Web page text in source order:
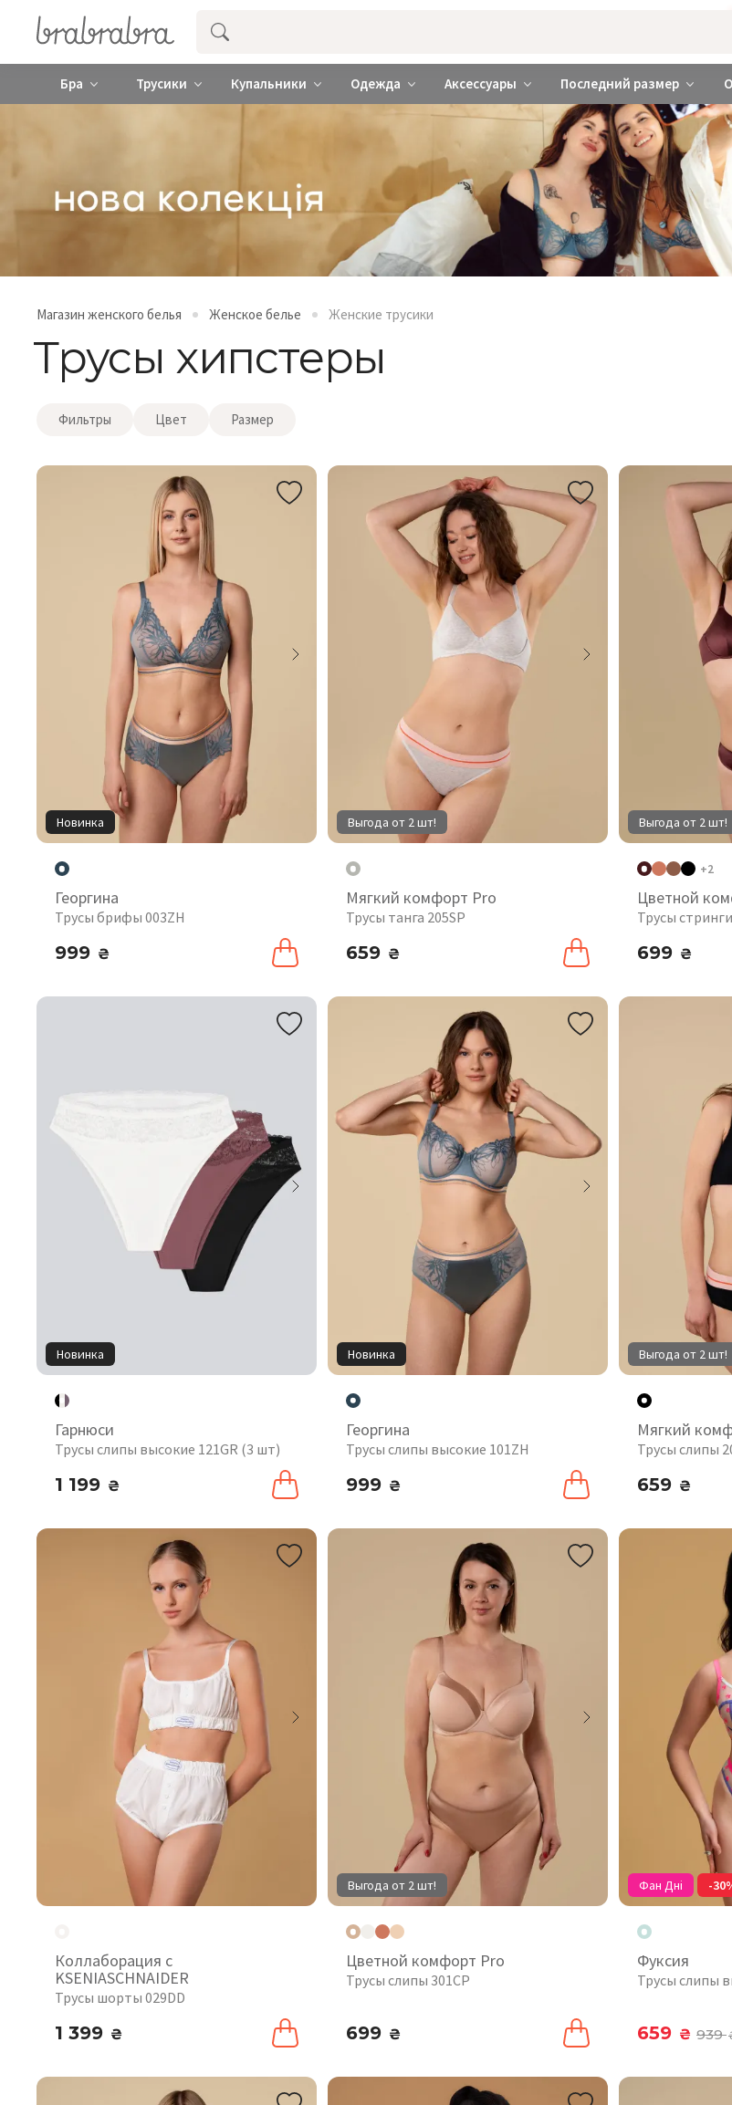
Купить нижнее женское белье ❤️ brabrabra ❤️ Киев и Украина
Бра Трусики Купальники Одежда Аксессуары Последний размер
Магазин женского белья Женское белье Женские трусики
Трусы хипстеры
Фильтры Цвет Размер
Новинка
Георгина
Трусы брифы 003ZH
999 ₴
Выгода от 2 шт!
Мягкий комфорт Pro
Трусы танга 205SP
659 ₴
Выгода от 2 шт!
+2
Цветной
Трусы
699 ₴
Новинка
Гарнюси
Трусы слипы высокие 121GR (3 шт)
1 199 ₴
Новинка
Георгина
Трусы слипы высокие 101ZH
999 ₴
Выгода от 2 шт!
Мягкий
Трусы слипы
659 ₴
Коллаборация с
KSENIASCHNAIDER
Трусы шорты 029DD
1 399 ₴
Выгода от 2 шт!
Цветной комфорт Pro
Трусы слипы 301CP
699 ₴
Фан Дні -
Фуксия
Трусы слипы
659 ₴ 939